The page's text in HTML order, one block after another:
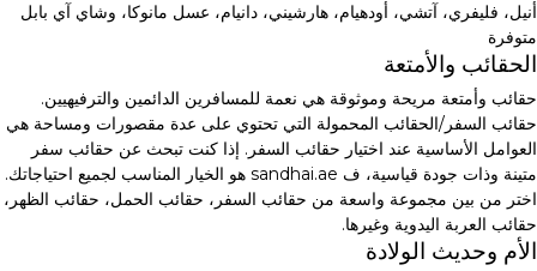
أنيل، فليفري، آتشي، أودهيام، هارشيني، دانيام، عسل مانوكا، وشاي آي بابل
متوفرة
الحقائب والأمتعة
حقائب وأمتعة مريحة وموثوقة هي نعمة للمسافرين الدائمين والترفيهيين.
حقائب السفر/الحقائب المحمولة التي تحتوي على عدة مقصورات ومساحة هي
العوامل الأساسية عند اختيار حقائب السفر. إذا كنت تبحث عن حقائب سفر
متينة وذات جودة قياسية، ف sandhai.ae هو الخيار المناسب لجميع احتياجاتك.
اختر من بين مجموعة واسعة من حقائب السفر، حقائب الحمل، حقائب الظهر،
حقائب العربة اليدوية وغيرها.
الأم وحديث الولادة